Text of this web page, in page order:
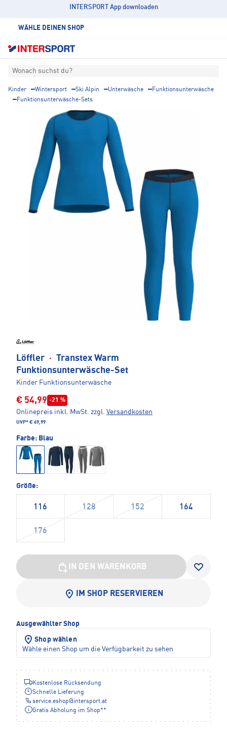
INTERSPORT App downloaden
WÄHLE DEINEN SHOP
Wonach suchst du?
Kinder Wintersport Ski Alpin Unterwäsche
Funktionsunterwäsche
Funktionsunterwäsche-Sets
Löffler · Transtex Warm
Funktionsunterwäsche-Set
Kinder Funktionsunterwäsche
€ 54,99 -21 %
Onlinepreis inkl. MwSt. zzgl. Versandkosten
UVP* € 69,99
Farbe: Blau
Größe:
116 128 152 164
176
IN DEN WARENKORB
IM SHOP RESERVIEREN
Ausgewählter Shop
Shop wählen
Wähle einen Shop um die Verfügbarkeit zu sehen
Kostenlose Rücksendung
Schnelle Lieferung
service.eshop@intersport.at
Gratis Abholung im Shop**